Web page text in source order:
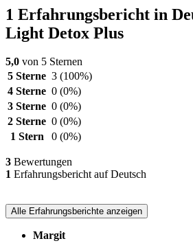
1 Erfahrungsbericht in
Light Detox Plus
5,0 von 5 Sternen
5 Sterne 3 (100%)
4 Sterne 0 (0%)
3 Sterne 0 (0%)
2 Sterne 0 (0%)
1 Stern
0 (0%)
3 Bewertungen
1 Erfahrungsbericht auf Deutsch
Alle Erfahrungsberichte anzeigen
Margit